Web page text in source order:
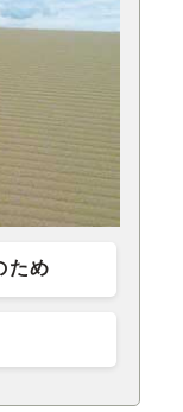
ため